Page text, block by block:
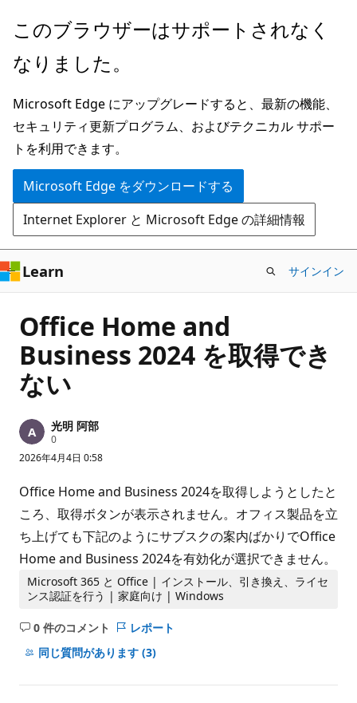
メ
ン
ン
テ
ン
ツ
に
ス
キ
ッ
プ
このブラウザーはサポートされなく
なりました。
Microsoft Edge にアップグレードすると、最新の機能、
セキュリティ更新プログラム、およびテクニカル サポー
トを利用できます。
Microsoft Edge をダウンロードする
Internet Explorer と Microsoft Edge の詳細情報
Learn サインイン
Office Home and
Business 2024 を取得でき
ない
光明 阿部
0評
価
の
イ
ン
ト
2026年4月4日 0:58
Office Home and Business 2024を取得しようとしたと
ころ、取得ボタンが表示されません。オフィス製品を立
ち上げても下記のようにサブスクの案内ばかりでOffice
Home and Business 2024を有効化が選択できません。
Microsoft 365 と Office | インストール、引き換え、ライセ
ンス認証を行う | 家庭向け | Windows
0 件のコメント
コ
メ
ト
レポート
同じ質問があります (3)